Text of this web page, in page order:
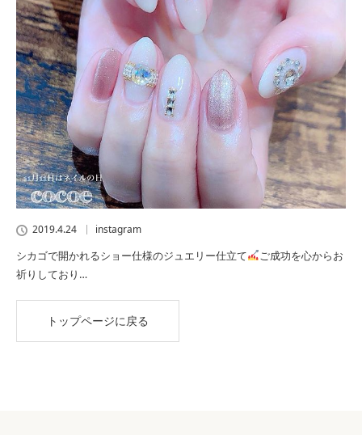
2019.4.24 instagram
シカゴで開かれるショー仕様のジュエリー仕立て
ご成功を心からお
祈りしており…
トップページに戻る